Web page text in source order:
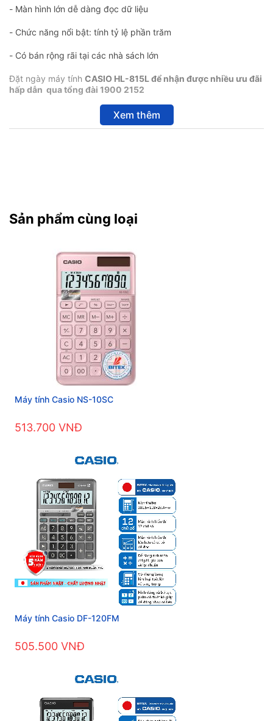
- Màn hình lớn dễ dàng đọc dữ liệu
- Chức năng nổi bật: tính tỷ lệ phần trăm
- Có bán rộng rãi tại các nhà sách lớn
Đặt ngày máy tính CASIO HL-815L để nhận được nhiều ưu đãi
hấp dẫn qua tổng đài 1900 2152
Xem thêm
Sản phẩm cùng loại
Máy tính Casio NS-10SC
513.700 VNĐ
Máy tính Casio DF-120FM
505.500 VNĐ